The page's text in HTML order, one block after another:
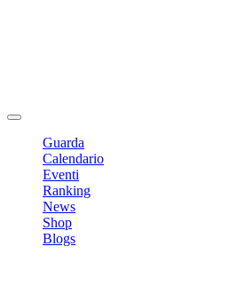
Guarda
Calendario
Eventi
Ranking
News
Shop
Blogs